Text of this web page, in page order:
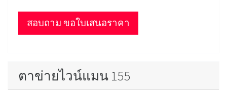
สอบถาม ขอใบเสนอราคา
ตาข่ายไวน์แมน 155